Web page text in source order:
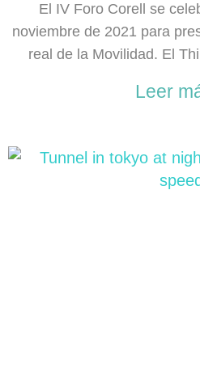
El IV Foro Corell se
noviembre de 2021 para
real de la Movilidad. El
Leer